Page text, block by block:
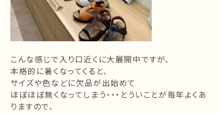
こんな感じで入り口近くに大展開中ですが、
本格的に暑くなってくると、
サイズや色などに欠品が出始めて
ほぼほぼ無くなってしまう・・・とういことが毎年よくあ
りますので、